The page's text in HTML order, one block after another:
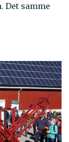
Det samme